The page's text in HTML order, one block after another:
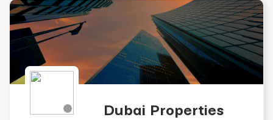
Dubai Properties